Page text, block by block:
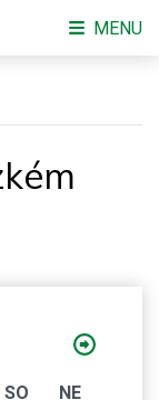
SO
NE
MENU